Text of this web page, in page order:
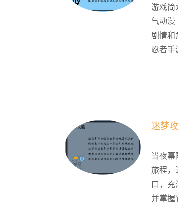
游戏
气动
剧情
忍者
迷梦
当夜
旅程
口，
并掌